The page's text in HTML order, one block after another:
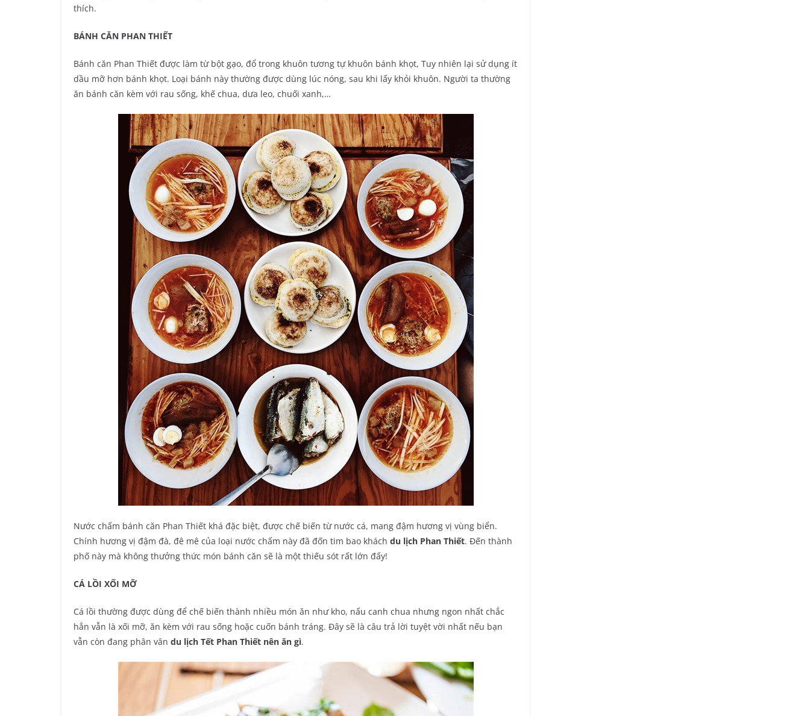
thích.
BÁNH CĂN PHAN THIẾT
Bánh căn Phan Thiết được làm từ bột gạo, đổ trong khuôn tương tự khuôn bánh khọt, Tuy nhiên lại sử dụng ít
dầu mỡ hơn bánh khọt. Loại bánh này thường được dùng lúc nóng, sau khi lấy khỏi khuôn. Người ta thường
ăn bánh căn kèm với rau sống, khế chua, dưa leo, chuối xanh,…
Nước chấm bánh căn Phan Thiết khá đặc biệt, được chế biến từ nước cá, mang đậm hương vị vùng biển.
Chính hương vị đậm đà, đê mê của loại nước chấm này đã đốn tim bao khách du lịch Phan Thiết. Đến thành
phố này mà không thưởng thức món bánh căn sẽ là một thiếu sót rất lớn đấy!
CÁ LỒI XỐI MỠ
Cá lồi thường được dùng để chế biến thành nhiều món ăn như kho, nấu canh chua nhưng ngon nhất chắc
hẳn vẫn là xối mỡ, ăn kèm với rau sống hoặc cuốn bánh tráng. Đây sẽ là câu trả lời tuyệt vời nhất nếu bạn
vẫn còn đang phân vân du lịch Tết Phan Thiết nên ăn gì.